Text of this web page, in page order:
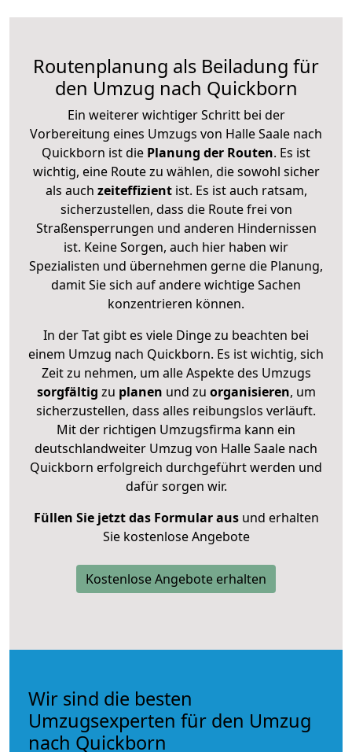
Routenplanung als Beiladung für
den Umzug nach Quickborn
Ein weiterer wichtiger Schritt bei der
Vorbereitung eines Umzugs von Halle Saale nach
Quickborn ist die Planung der Routen. Es ist
wichtig, eine Route zu wählen, die sowohl sicher
als auch zeiteffizientist. Es ist auch ratsam,
sicherzustellen, dass die Route frei von
Straßensperrungen und anderen Hindernissen
ist. Keine Sorgen, auch hier haben wir
Spezialisten und übernehmen gerne die Planung,
damit Sie sich auf andere wichtige Sachen
konzentrieren können.
In der Tat gibt es viele Dinge zu beachten bei
einem Umzug nach Quickborn. Es ist wichtig, sich
Zeit zu nehmen, um alle Aspekte des Umzugs
sorgfältig zu planen und zu organisieren, um
sicherzustellen, dass alles reibungslos verläuft.
Mit der richtigen Umzugsfirma kann ein
deutschlandweiter Umzug von Halle Saale nach
Quickborn erfolgreich durchgeführt werden und
dafür sorgen wir.
Füllen Sie jetzt das Formular ausund erhalten
Sie kostenlose Angebote
Kostenlose Angebote erhalten
Wir sind die besten
Umzugsexperten für den Umzug
nach Quickborn